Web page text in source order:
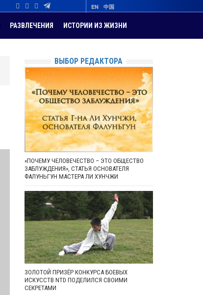
EN 中国
РАЗВЛЕЧЕНИЯ ИСТОРИИ ИЗ ЖИЗНИ
ВЫБОР РЕДАКТОРА
«ПОЧЕМУ ЧЕЛОВЕЧЕСТВО – ЭТО ОБЩЕСТВО
ЗАБЛУЖДЕНИЯ», СТАТЬЯ ОСНОВАТЕЛЯ
ФАЛУНЬГУН МАСТЕРА ЛИ ХУНЧЖИ
ЗОЛОТОЙ ПРИЗЁР КОНКУРСА БОЕВЫХ
ИСКУССТВ NTD ПОДЕЛИЛСЯ СВОИМИ
СЕКРЕТАМИ